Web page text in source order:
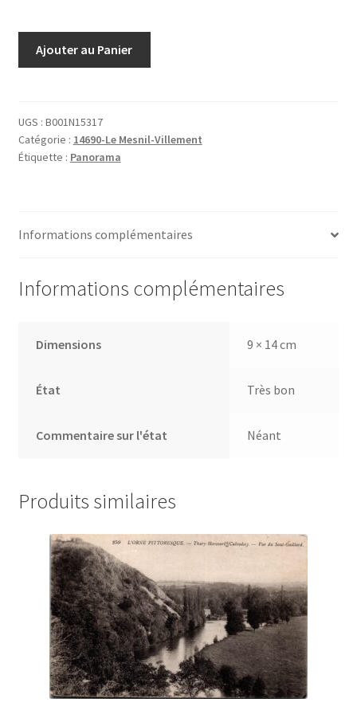
Mesnil-
Villement
L‘orne
Danney
Ajouter au Panier
UGS : B001N15317
Catégorie : 14690-Le Mesnil-Villement
Étiquette : Panorama
Informations complémentaires
Informations complémentaires
Dimensions 9 × 14 cm
État Très bon
Commentaire sur l'état Néant
Produits similaires